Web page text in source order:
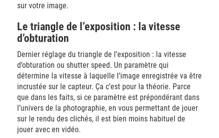
sur votre image.
Le triangle de l’exposition : la vitesse
d’obturation
Dernier réglage du triangle de l’exposition : la vitesse
d’obturation ou shutter speed. Un paramètre qui
détermine la vitesse à laquelle l’image enregistrée va être
incrustée sur le capteur. Ça c’est pour la théorie. Parce
que dans les faits, si ce paramètre est prépondérant dans
l’univers de la photographie, en vous permettant de jouer
sur le rendu des clichés, il est bien moins habituel de
jouer avec en vidéo.